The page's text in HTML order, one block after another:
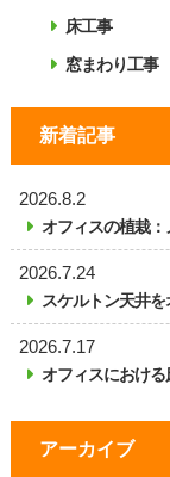
床工事
窓まわり工事
新着記事
2026.8.2
オフィスの植栽
2026.7.24
スケルトン天井
2026.7.17
オフィスにおけ
アーカイブ